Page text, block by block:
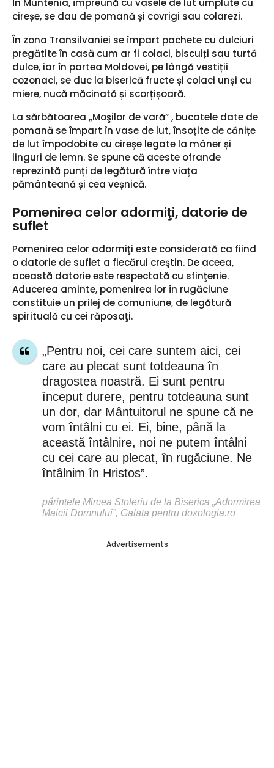
În Muntenia, împreună cu vasele de lut umplute cu
cireșe, se dau de pomană și covrigi sau colarezi.
În zona Transilvaniei se împart pachete cu dulciuri
pregătite în casă cum ar fi colaci, biscuiți sau turtă
dulce, iar în partea Moldovei, pe lângă vestiții
cozonaci, se duc la biserică fructe și colaci unși cu
miere, nucă măcinată și scorțișoară.
La sărbătoarea „Moşilor de vară” , bucatele date de
pomană se împart în vase de lut, însoțite de cănițe
de lut împodobite cu cireșe legate la mâner și
linguri de lemn. Se spune că aceste ofrande
reprezintă punți de legătură între viața
pământeană și cea veșnică.
Pomenirea celor adormiţi, datorie de
suflet
Pomenirea celor adormiţi este considerată ca fiind
o datorie de suflet a fiecărui creştin. De aceea,
această datorie este respectată cu sfinţenie.
Aducerea aminte, pomenirea lor în rugăciune
constituie un prilej de comuniune, de legătură
spirituală cu cei răposaţi.
„Pentru noi, cei care suntem aici, cei
care au plecat sunt totdeauna în
dragostea noastră. Ei sunt pentru
început durere, pentru totdeauna sunt
un dor, dar Mântuitorul ne spune că ne
vom întâlni cu ei. Ei, bine, până la
această întâlnire, noi ne putem întâlni
cu cei care au plecat, în rugăciune. Ne
întâlnim în Hristos”.
părintele Mircea Stoleriu de la Biserica „Adormirea
Maicii Domnului”, Galata pentru doxologia.ro
Advertisements